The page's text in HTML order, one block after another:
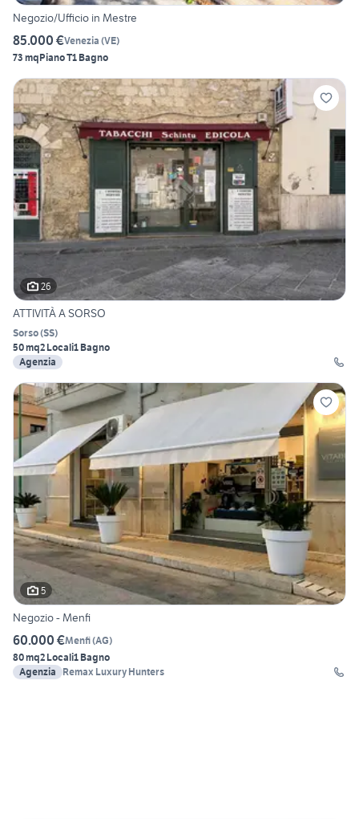
Negozio/Ufficio in Mestre
85.000 €Venezia (VE)
73 mqPiano T1 Bagno
26
ATTIVITÀ A SORSO
Sorso(SS)
50 mq2 Locali1 Bagno
Agenzia
5
Negozio - Menfi
60.000 €Menfi(AG)
80 mq2 Locali1 Bagno
Agenzia
Remax Luxury Hunters